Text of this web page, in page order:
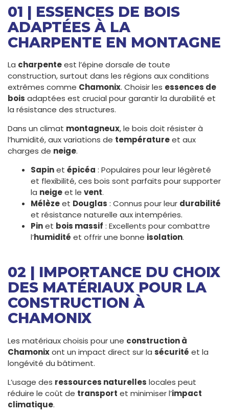
01 | ESSENCES DE BOIS
ADAPTÉES À LA
CHARPENTE EN MONTAGNE
La charpenteest l’épine dorsale de toute
construction, surtout dans les régions aux conditions
extrêmes comme Chamonix. Choisir les essences de
bois adaptées est crucial pour garantir la durabilité et
la résistance des structures.
Dans un climat montagneux, le bois doit résister à
l’humidité, aux variations de températureet aux
charges de neige.
Sapinet épicéa : Populaires pour leur légèreté
et flexibilité, ces bois sont parfaits pour supporter
la neigeet le vent.
Mélèzeet Douglas : Connus pour leur durabilité
et résistance naturelle aux intempéries.
Pinet bois massif : Excellents pour combattre
l’humidité et offrir une bonne isolation.
02 | IMPORTANCE DU CHOIX
DES MATÉRIAUX POUR LA
CONSTRUCTION À
CHAMONIX
Les matériaux choisis pour une construction à
Chamonixont un impact direct sur la sécurité et la
longévité du bâtiment.
L’usage des ressources naturelles locales peut
réduire le coût de transport et minimiser l’impact
climatique.